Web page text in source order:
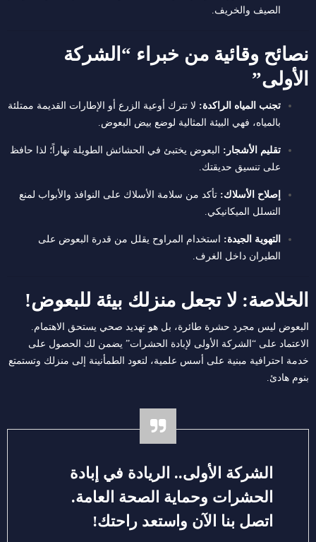
الصيف والخريف.
نصائح وقائية من خبراء “الشركة
الأولى”
تجنب المياه الراكدة: لا تترك أوعية الزرع أو الإطارات القديمة ممتلئة
بالمياه، فهي البيئة المثالية لوضع بيض البعوض.
تقليم الأشجار: البعوض يختبئ في الحشائش الطويلة نهاراً؛ لذا حافظ
على تنسيق حديقتك.
إصلاح الأسلاك: تأكد من سلامة الأسلاك على النوافذ والأبواب لمنع
التسلل الميكانيكي.
التهوية الجيدة: استخدام المراوح يقلل من قدرة البعوض على
الطيران داخل الغرف.
الخلاصة: لا تجعل منزلك بيئة للبعوض!
البعوض ليس مجرد حشرة طائرة، بل هو تهديد صحي يستحق الاهتمام.
الاعتماد على “الشركة الأولى لإبادة الحشرات” يضمن لك الحصول على
خدمة احترافية مبنية على أسس علمية، لتعود الطمأنينة إلى منزلك وتستمتع
بنوم هادئ.
الشركة الأولى.. الريادة في إبادة
الحشرات وحماية الصحة العامة.
اتصل بنا الآن واستعد راحتك!